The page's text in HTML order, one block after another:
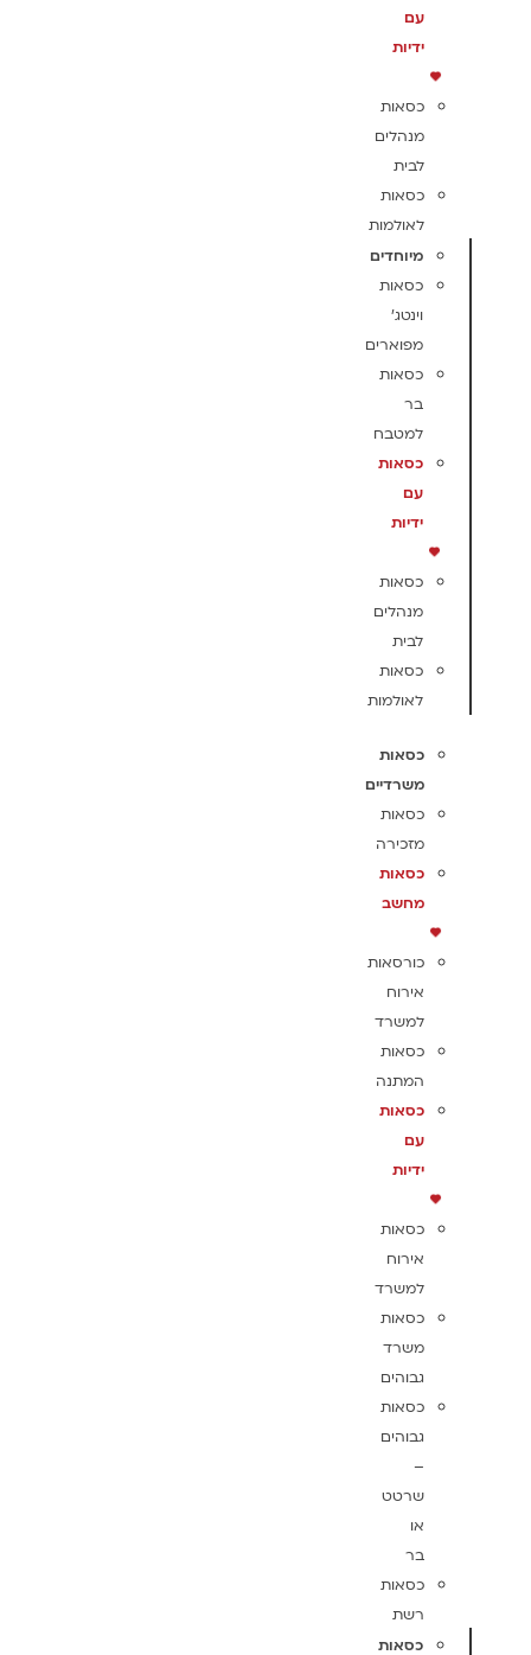
עם
ידיות
כסאות
מנהלים
לבית
כסאות
לאולמות
מיוחדים
כסאות
וינטג'
מפוארים
כסאות
בר
למטבח
כסאות
עם
ידיות
כסאות
מנהלים
לבית
כסאות
לאולמות
כסאות
משרדיים
כסאות
מזכירה
כסאות
מחשב
כורסאות
אירוח
למשרד
כסאות
המתנה
כסאות
עם
ידיות
כסאות
אירוח
למשרד
כסאות
משרד
גבוהים
כסאות
גבוהים
–
שרטט
או
בר
כסאות
רשת
כסאות